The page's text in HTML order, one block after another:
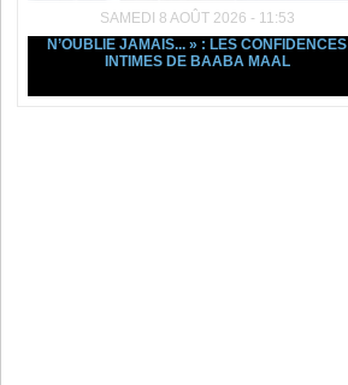
SAMEDI 8 AOÛT 2026 - 11:53
N’OUBLIE JAMAIS... » : LES CONFIDENCES
INTIMES DE BAABA MAAL